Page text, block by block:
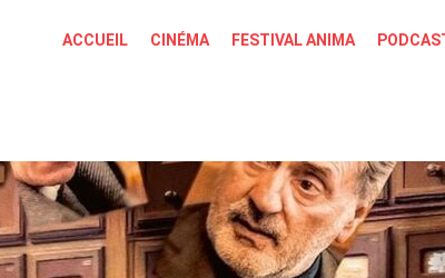
ACCUEIL CINÉMA FESTIVAL ANIMA